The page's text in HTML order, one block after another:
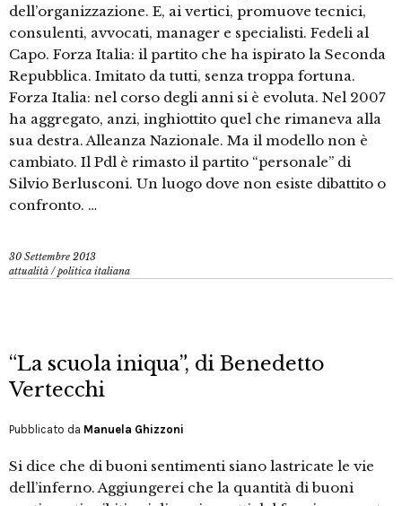
dell’organizzazione. E, ai vertici, promuove tecnici,
consulenti, avvocati, manager e specialisti. Fedeli al
Capo. Forza Italia: il partito che ha ispirato la Seconda
Repubblica. Imitato da tutti, senza troppa fortuna.
Forza Italia: nel corso degli anni si è evoluta. Nel 2007
ha aggregato, anzi, inghiottito quel che rimaneva alla
sua destra. Alleanza Nazionale. Ma il modello non è
cambiato. Il Pdl è rimasto il partito “personale” di
Silvio Berlusconi. Un luogo dove non esiste dibattito o
confronto. …
30 Settembre 2013
attualità /politica italiana
“La scuola iniqua”, di Benedetto
Vertecchi
Pubblicato da Manuela Ghizzoni
Si dice che di buoni sentimenti siano lastricate le vie
dell’inferno. Aggiungerei che la quantità di buoni